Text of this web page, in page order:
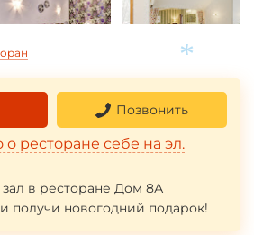
Позвонить
ресторане себе на эл.
в ресторане Дом 8А
и получи новогодний подарок!
*